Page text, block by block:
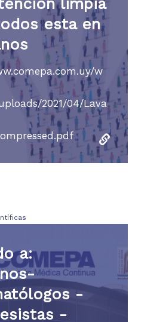
esta en
w
2021/04/Lava
a:
-
-
Institución
Accesibilidad
Tecnología
Derechos y deberes
usuario
Nuestros servicios
Servicios
Campus
Trabajar con nosotros
Webmail
Reservas
InfoGUÍA
Contacto
Laboratorio